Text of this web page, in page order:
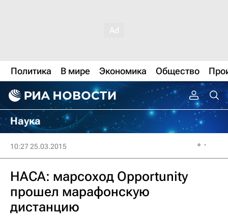
Политика В мире Экономика Общество
Наука
10:27 25.03.2015
НАСА: марсоход Opportunity
прошел марафонскую
дистанцию